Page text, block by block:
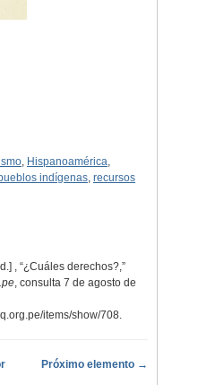
, Hispanoamérica,
indígenas, recursos
, “¿Cuáles derechos?,”
, consulta 7 de agosto de
items/show/708.
Próximo elemento →